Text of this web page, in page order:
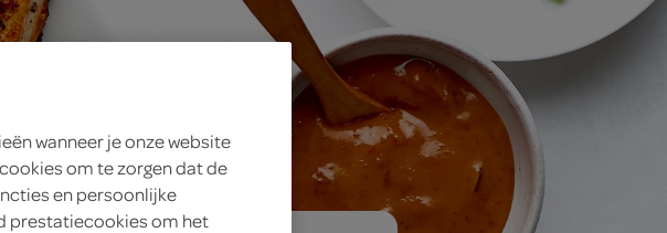
wanneer je onze website
om te zorgen dat de
en persoonlijke
prestatiecookies om het